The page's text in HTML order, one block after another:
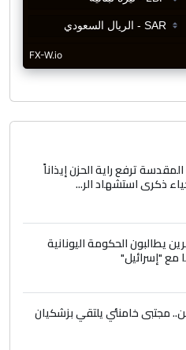
المقدسة ترفع راية الحزن إيذاناً
ذكرى استشهاد الر...
يطالبون الحكومة اليونانية
مع "إسرائيل"
مجتبى خامنئي يلتقي بزشكيان